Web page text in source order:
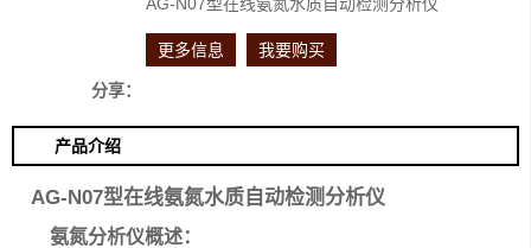
更多信息 我要购买
分享：
产品介绍
AG-N07型在线氨氮水质自动检测分析仪
氨氮分析仪概述：